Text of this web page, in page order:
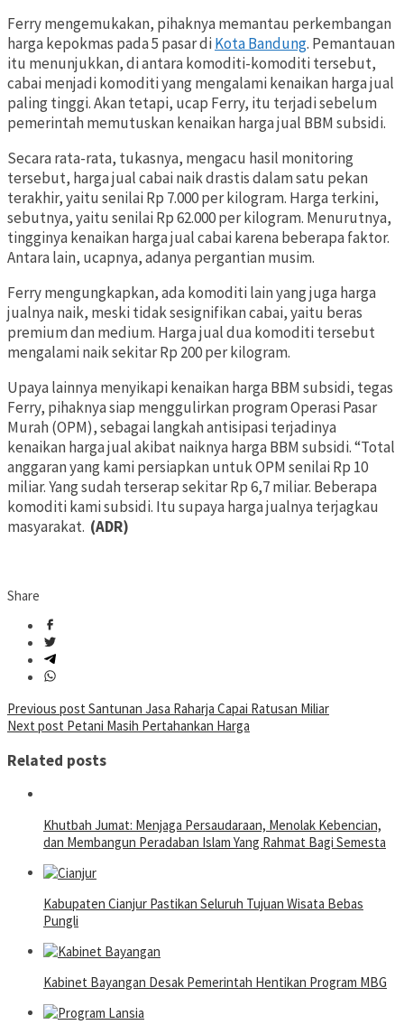
Ferry mengemukakan, pihaknya memantau perkembangan
harga kepokmas pada 5 pasar diKota Bandung. Pemantauan
itu menunjukkan, di antara komoditi-komoditi tersebut,
cabai menjadi komoditi yang mengalami kenaikan harga jual
paling tinggi. Akan tetapi, ucap Ferry, itu terjadi sebelum
pemerintah memutuskan kenaikan harga jual BBM subsidi.
Secara rata-rata, tukasnya, mengacu hasil monitoring
tersebut, harga jual cabai naik drastis dalam satu pekan
terakhir, yaitu senilai Rp 7.000 per kilogram. Harga terkini,
sebutnya, yaitu senilai Rp 62.000 per kilogram. Menurutnya,
tingginya kenaikan harga jual cabai karena beberapa faktor.
Antara lain, ucapnya, adanya pergantian musim.
Ferry mengungkapkan, ada komoditi lain yang juga harga
jualnya naik, meski tidak sesignifikan cabai, yaitu beras
premium dan medium. Harga jual dua komoditi tersebut
mengalami naik sekitar Rp 200 per kilogram.
Upaya lainnya menyikapi kenaikan harga BBM subsidi, tegas
Ferry, pihaknya siap menggulirkan program Operasi Pasar
Murah (OPM), sebagai langkah antisipasi terjadinya
kenaikan harga jual akibat naiknya harga BBM subsidi. “Total
anggaran yang kami persiapkan untuk OPM senilai Rp 10
miliar. Yang sudah terserap sekitar Rp 6,7 miliar. Beberapa
komoditi kami subsidi. Itu supaya harga jualnya terjagkau
masyarakat. (ADR)
Share
Post
navigation
Previous post Santunan Jasa Raharja Capai Ratusan Miliar
Next post Petani Masih Pertahankan Harga
Related posts
Khutbah Jumat: Menjaga Persaudaraan, Menolak Kebencian,
dan Membangun Peradaban Islam Yang Rahmat Bagi Semesta
Kabupaten Cianjur Pastikan Seluruh Tujuan Wisata Bebas
Pungli
Kabinet Bayangan Desak Pemerintah Hentikan Program MBG